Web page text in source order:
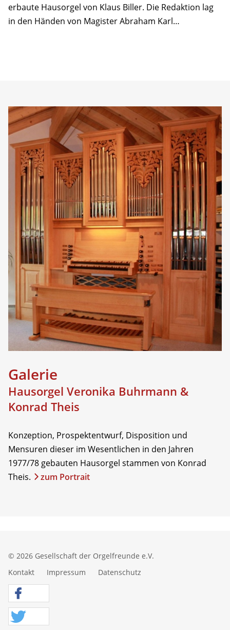
erbaute Hausorgel von Klaus Biller. Die Redaktion lag
in den Händen von Magister Abraham Karl…
Galerie
Hausorgel Veronika Buhrmann &
Konrad Theis
Konzeption, Prospektentwurf, Disposition und
Mensuren dieser im Wesentlichen in den Jahren
1977/78 gebauten Hausorgel stammen von Konrad
Theis.
zum Portrait
© 2026 Gesellschaft der Orgelfreunde e.V.
Kontakt
Impressum Datenschutz